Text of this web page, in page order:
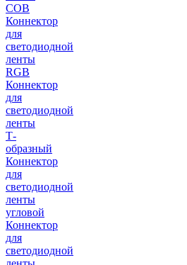
COB
Коннектор
для
светодиодной
ленты
RGB
Коннектор
для
светодиодной
ленты
Т-
образный
Коннектор
для
светодиодной
ленты
угловой
Коннектор
для
светодиодной